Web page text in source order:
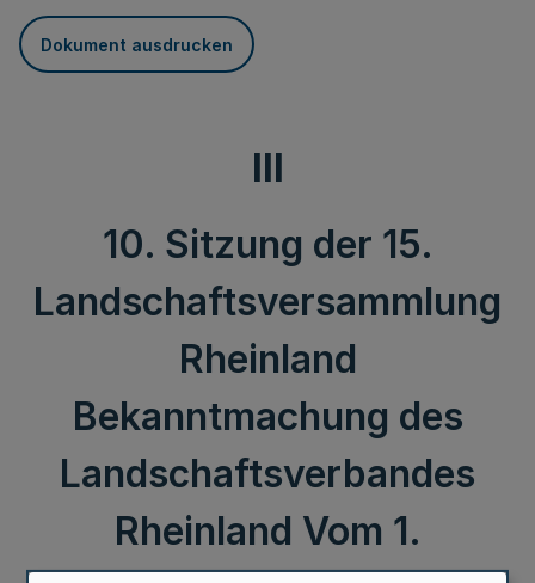
Dokument ausdrucken
III
10. Sitzung der 15.
Landschaftsversammlung
Rheinland
Bekanntmachung des
Landschaftsverbandes
Rheinland Vom 1.